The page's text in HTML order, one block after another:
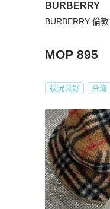
BURBERRY
BURBERRY 倫
MOP 895
狀況良好 台灣